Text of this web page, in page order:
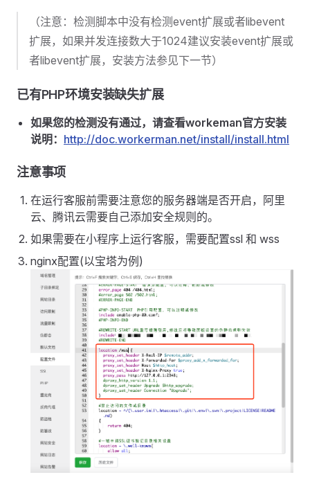
（注意：检测脚本中没有检测event扩展或者libevent
扩展，如果并发连接数大于1024建议安装event扩展或
者libevent扩展，安装方法参见下一节）
已有PHP环境安装缺失扩展
如果您的检测没有通过，请查看workeman官方安装
说明： http://doc.workerman.net/install/install.html
注意事项
在运行客服前需要注意您的服务器端是否开启，阿里
云、腾讯云需要自己添加安全规则的。
如果需要在小程序上运行客服，需要配置ssl 和 wss
nginx配置(以宝塔为例)